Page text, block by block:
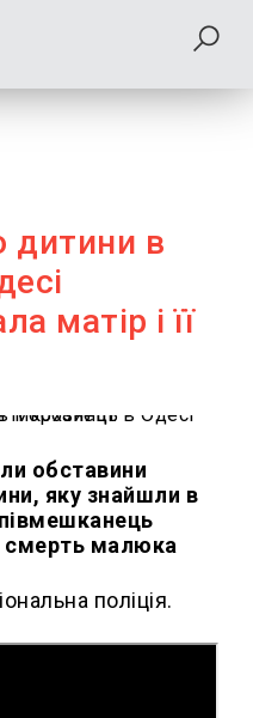
дитини в
матір і її
обставини
яку знайшли в
смерть малюка
поліція.